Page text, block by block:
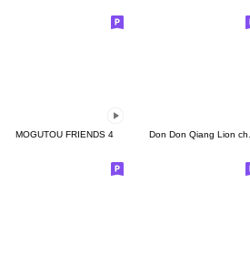
MOGUTOU FRIENDS 4